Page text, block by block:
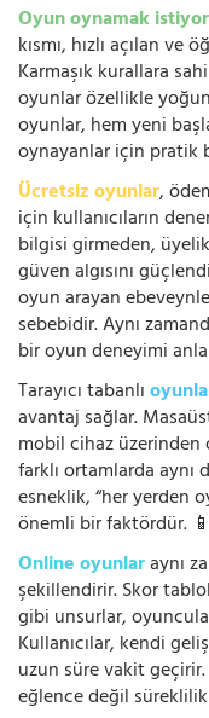
Oyun oynamak
kısmı, hızlı açılan
Karmaşık kurallara
oyunlar özellikle
oyunlar, hem yeni
oynayanlar için pratik
Ücretsiz oyunlar,
için kullanıcıların
bilgisi girmeden,
güven algısını
oyun arayan
sebebidir. Aynı
bir oyun deneyimi
Tarayıcı tabanlı
avantaj sağlar.
mobil cihaz üzerinden
farklı ortamlarda aynı
esneklik, “her yerden
önemli bir faktördür.
Online oyunlaraynı
şekillendirir. Skor
gibi unsurlar,
Kullanıcılar, kendi
uzun süre vakit
eğlence değil